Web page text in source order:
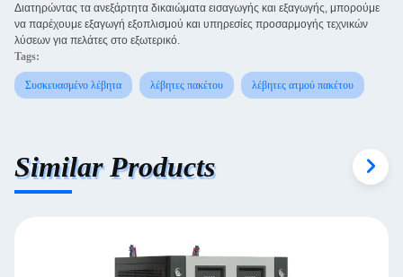
Διατηρώντας τα ανεξάρτητα δικαιώματα εισαγωγής και εξαγωγής, μπορούμε
να παρέχουμε εξαγωγή εξοπλισμού και υπηρεσίες προσαρμογής τεχνικών
λύσεων για πελάτες στο εξωτερικό.
Tags:
Συσκευασμένο λέβητα λέβητες πακέτου λέβητες ατμού πακέτου
Similar Products